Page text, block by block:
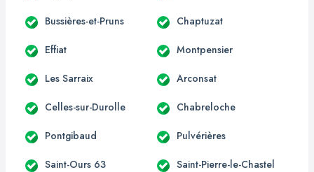
Bussières-et-Pruns Chaptuzat
Effiat Montpensier
Les Sarraix Arconsat
Celles-sur-Durolle Chabreloche
Pontgibaud Pulvérières
Saint-Ours 63 Saint-Pierre-le-Chastel